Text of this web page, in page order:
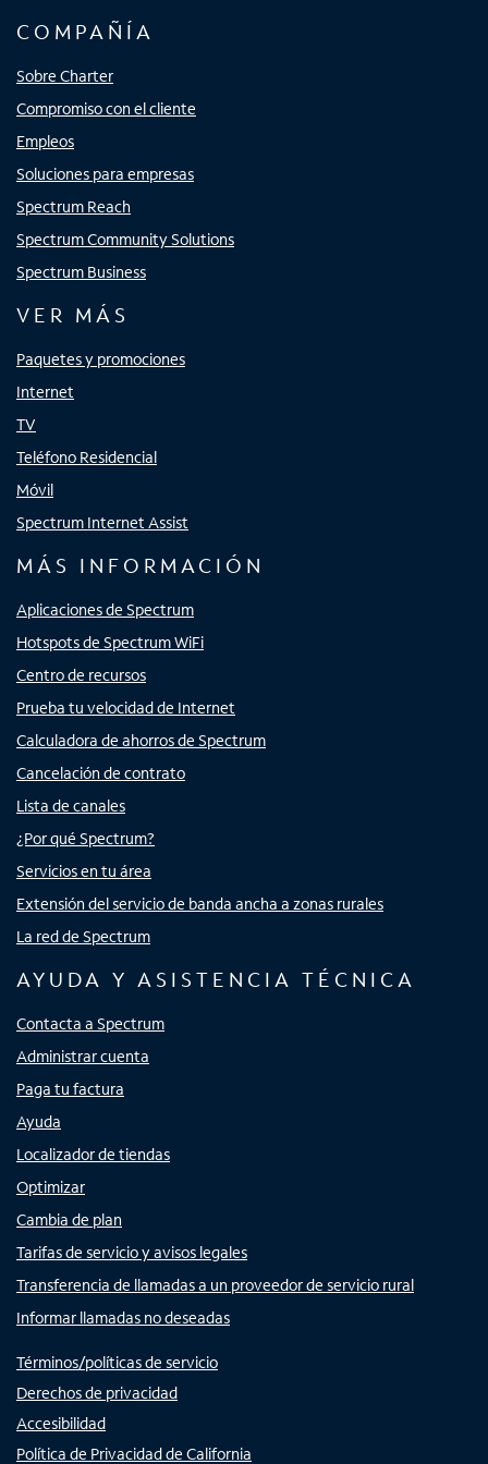
COMPAÑÍA
Sobre Charter
Compromiso con el cliente
Empleos
Soluciones para empresas
Spectrum Reach
Spectrum Community Solutions
Spectrum Business
VER MÁS
Paquetes y promociones
Internet
TV
Teléfono Residencial
Móvil
Spectrum Internet Assist
MÁS INFORMACIÓN
Aplicaciones de Spectrum
Hotspots de Spectrum WiFi
Centro de recursos
Prueba tu velocidad de Internet
Calculadora de ahorros de Spectrum
Cancelación de contrato
Lista de canales
¿Por qué Spectrum?
Servicios en tu área
Extensión del servicio de banda ancha a zonas rurales
La red de Spectrum
AYUDA Y ASISTENCIA TÉCNICA
Contacta a Spectrum
Administrar cuenta
Paga tu factura
Ayuda
Localizador de tiendas
Optimizar
Cambia de plan
Tarifas de servicio y avisos legales
Transferencia de llamadas a un proveedor de servicio rural
Informar llamadas no deseadas
Términos/políticas de servicio
Derechos de privacidad
Accesibilidad
Política de Privacidad de California